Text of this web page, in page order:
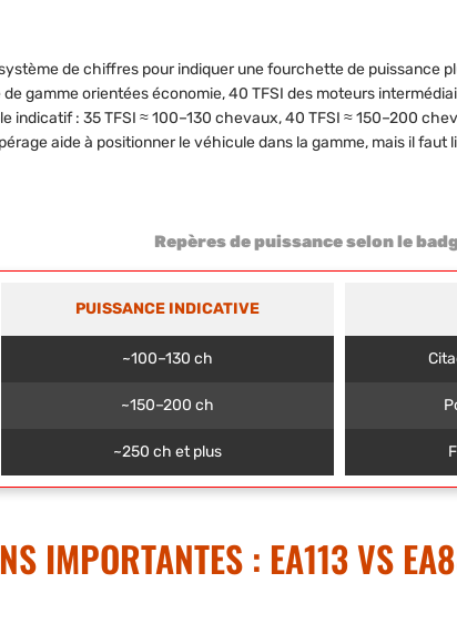
de chiffres pour indiquer une fourchette de puissance
de gamme orientées économie, 40 TFSI des moteurs
indicatif : 35 TFSI ≈ 100–130 chevaux, 40 TFSI ≈ 150–200
aide à positionner le véhicule dans la gamme, mais il
Repères de puissance selon le
PUISSANCE INDICATIVE
~100–130 ch
~150–200 ch
~250 ch et plus
IMPORTANTES : EA113 VS